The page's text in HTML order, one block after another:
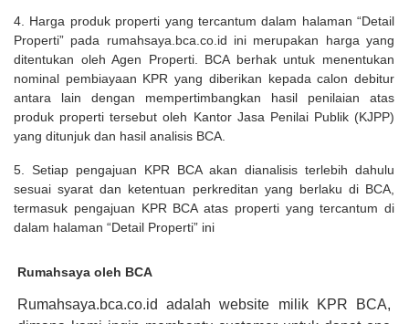
4. Harga produk properti yang tercantum dalam halaman “Detail
Properti” pada rumahsaya.bca.co.id ini merupakan harga yang
ditentukan oleh Agen Properti. BCA berhak untuk menentukan
nominal pembiayaan KPR yang diberikan kepada calon debitur
antara lain dengan mempertimbangkan hasil penilaian atas
produk properti tersebut oleh Kantor Jasa Penilai Publik (KJPP)
yang ditunjuk dan hasil analisis BCA.
5. Setiap pengajuan KPR BCA akan dianalisis terlebih dahulu
sesuai syarat dan ketentuan perkreditan yang berlaku di BCA,
termasuk pengajuan KPR BCA atas properti yang tercantum di
dalam halaman “Detail Properti” ini
Rumahsaya oleh BCA
Rumahsaya.bca.co.id adalah website milik KPR BCA,